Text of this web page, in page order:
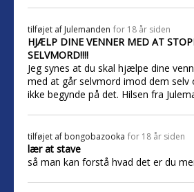
tilføjet af Julemanden for 18 år siden
HJÆLP DINE VENNER MED AT
SELVMORD!!!!
Jeg synes at du skal hjælpe dine
med at går selvmord imod dem selv
ikke begynde på det. Hilsen fra
tilføjet af bongobazooka for 18 år siden
lær at stave
så man kan forstå hvad det er du